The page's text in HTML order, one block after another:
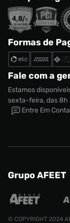
Formas de
Fale com a
Estamos
sexta-feira, das 8h
Entre Em
Grupo AFEET
© COPYRIGHT 2024